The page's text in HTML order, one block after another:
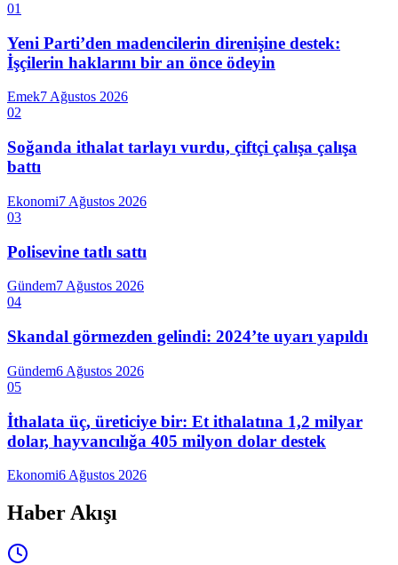
01
Yeni Parti’den madencilerin direnişine destek:
İşçilerin haklarını bir an önce ödeyin
Emek7 Ağustos 2026
02
Soğanda ithalat tarlayı vurdu, çiftçi çalışa çalışa
battı
Ekonomi7 Ağustos 2026
03
Polisevine tatlı sattı
Gündem7 Ağustos 2026
04
Skandal görmezden gelindi: 2024’te uyarı yapıldı
Gündem6 Ağustos 2026
05
İthalata üç, üreticiye bir: Et ithalatına 1,2 milyar
dolar, hayvancılığa 405 milyon dolar destek
Ekonomi6 Ağustos 2026
Haber Akışı